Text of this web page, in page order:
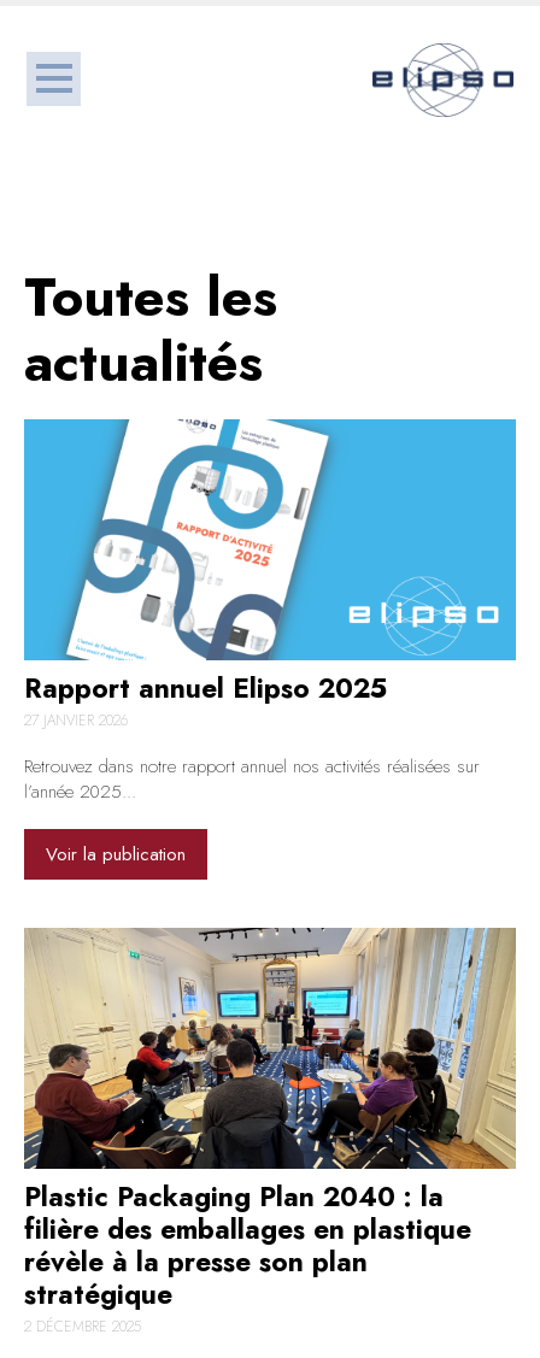
Toutes les
actualités
Rapport annuel Elipso 2025
27 JANVIER 2026
Retrouvez dans notre rapport annuel nos activités réalisées sur
l’année 2025...
Voir la publication
Plastic Packaging Plan 2040 : la
filière des emballages en plastique
révèle à la presse son plan
stratégique
2 DÉCEMBRE 2025